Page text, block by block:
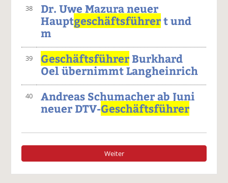
38
Dr. Uwe Mazura neuer
Hauptgeschäftsführert und
m
39 GeschäftsführerBurkhard
Oel übernimmt Langheinrich
40
Andreas Schumacher ab Juni
neuer DTV-Geschäftsführer
Weiter